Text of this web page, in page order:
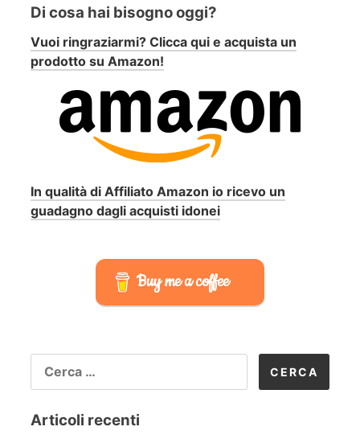
Di cosa hai bisogno oggi?
Vuoi ringraziarmi? Clicca qui e acquista un
prodotto su Amazon!
In qualità di Affiliato Amazon io ricevo un
guadagno dagli acquisti idonei
Buy me a coffee
PER:
Articoli recenti